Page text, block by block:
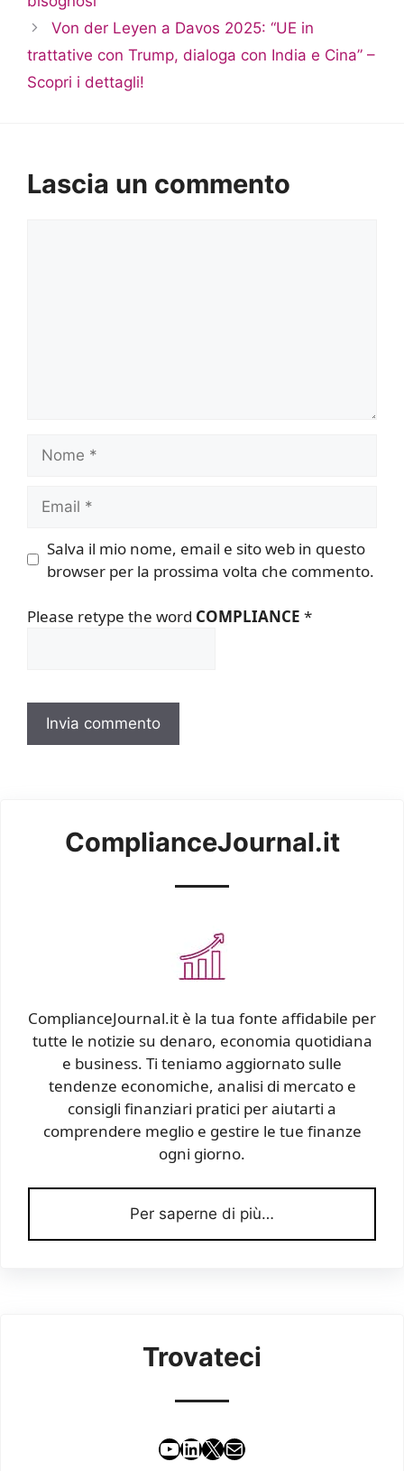
Von der Leyen a Davos 2025: “UE in
trattative con Trump, dialoga con India e Cina” –
Scopri i dettagli!
Lascia un commento
Salva il mio nome, email e sito web in questo
browser per la prossima volta che commento.
Please retype the word COMPLIANCE *
ComplianceJournal.it
ComplianceJournal.it è la tua fonte affidabile per
tutte le notizie su denaro, economia quotidiana
e business. Ti teniamo aggiornato sulle
tendenze economiche, analisi di mercato e
consigli finanziari pratici per aiutarti a
comprendere meglio e gestire le tue finanze
ogni giorno.
Per saperne di più…
Trovateci
YouTube
LinkedIn
X Email